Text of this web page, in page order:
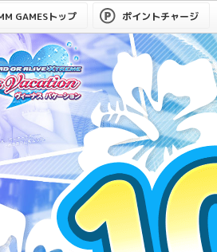
GAMESトップ ポイントチャージ